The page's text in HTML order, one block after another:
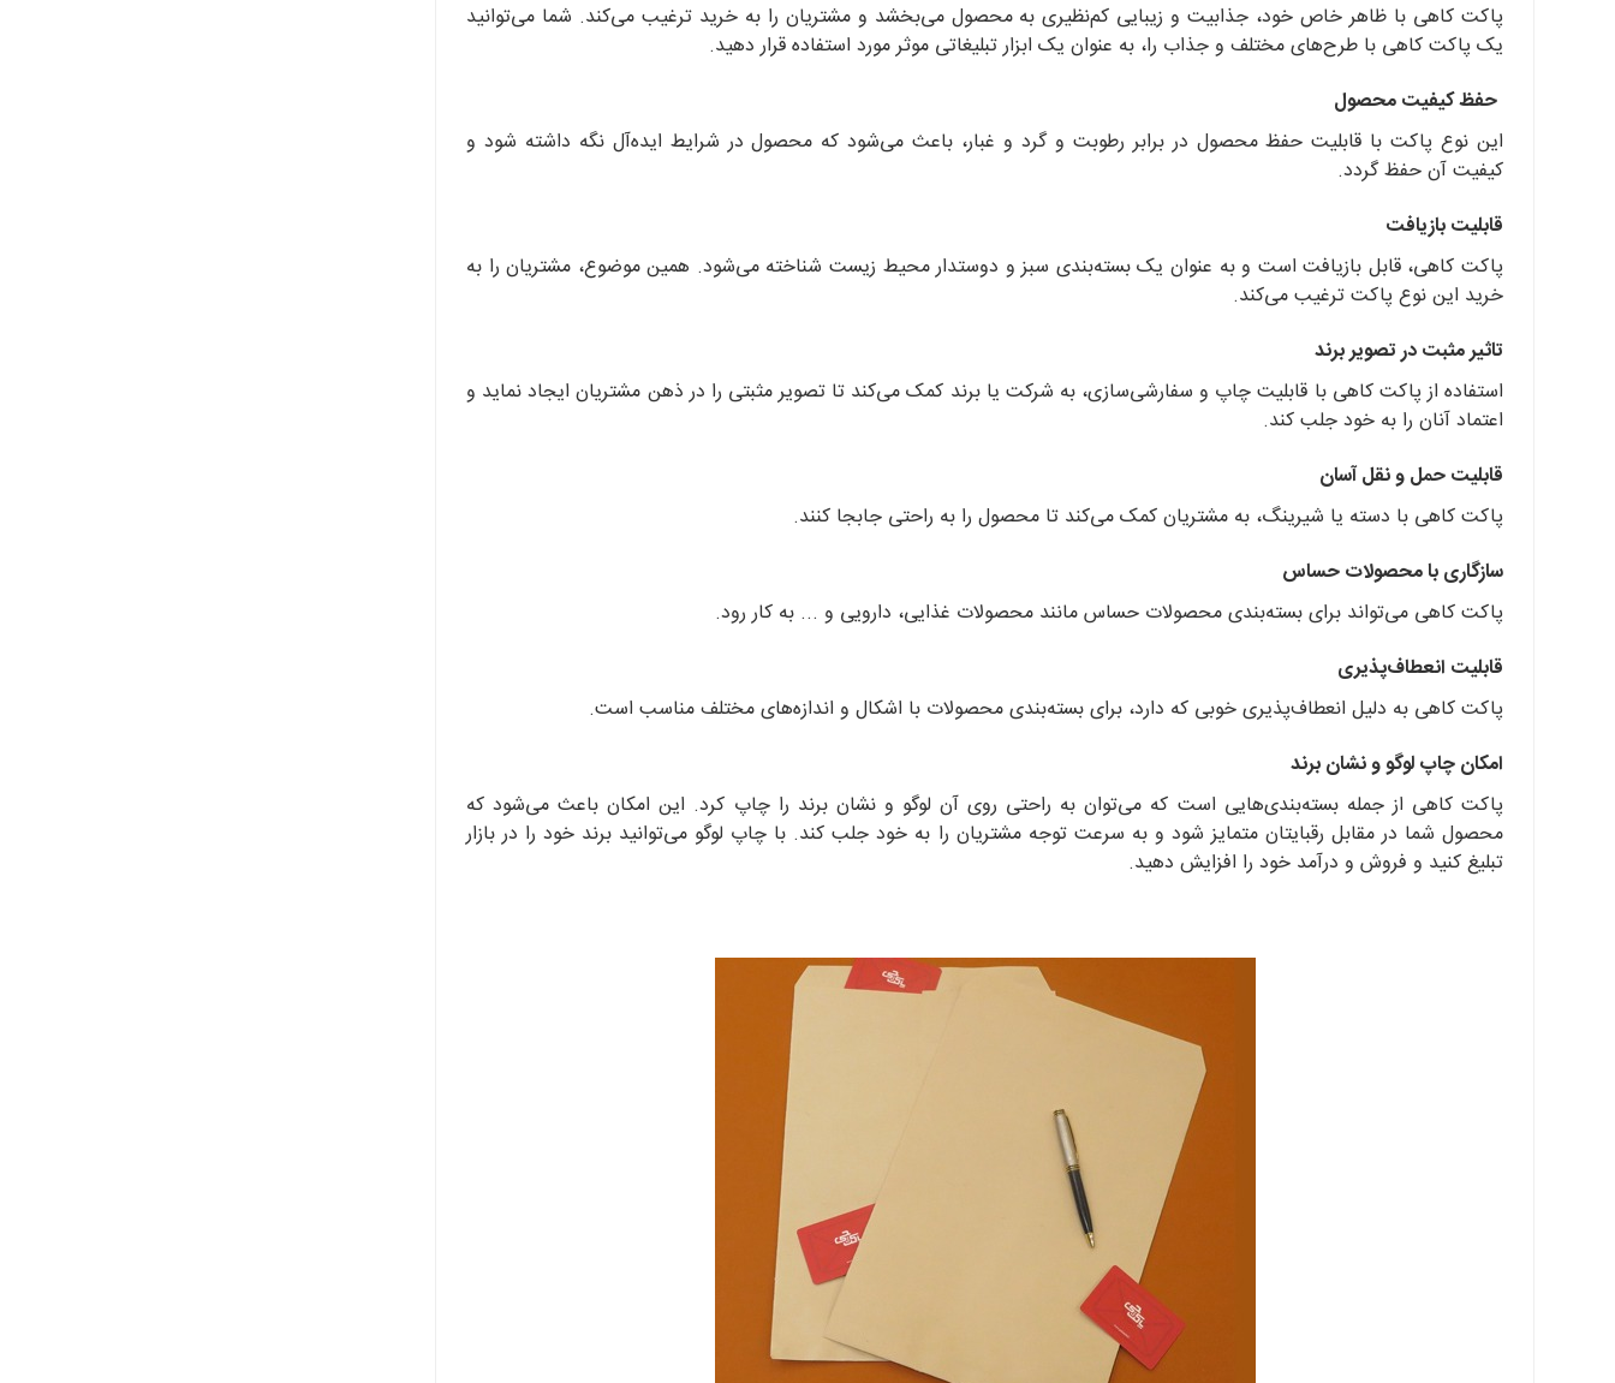
پاکت کاهی با ظاهر خاص خود، جذابیت و زیبایی کم‌نظیری به محصول می‌بخشد و مشتریان را به خرید ترغیب می‌کند. شما می‌توانید
یک پاکت کاهی با طرح‌های مختلف و جذاب را، به عنوان یک ابزار تبلیغاتی موثر مورد استفاده قرار دهید.
حفظ کیفیت محصول
این نوع پاکت با قابلیت حفظ محصول در برابر رطوبت و گرد و غبار، باعث می‌شود که محصول در شرایط ایده‌آل نگه داشته شود و
کیفیت آن حفظ گردد.
قابلیت بازیافت
پاکت کاهی، قابل بازیافت است و به عنوان یک بسته‌بندی سبز و دوستدار محیط زیست شناخته می‌شود. همین موضوع، مشتریان را به
خرید این نوع پاکت ترغیب می‌کند.
تاثیر مثبت در تصویر برند
استفاده از پاکت کاهی با قابلیت چاپ و سفارشی‌سازی، به شرکت یا برند کمک می‌کند تا تصویر مثبتی را در ذهن مشتریان ایجاد نماید و
اعتماد آنان را به خود جلب کند.
قابلیت حمل و نقل آسان
پاکت کاهی با دسته یا شیرینگ، به مشتریان کمک می‌کند تا محصول را به راحتی جابجا کنند.
سازگاری با محصولات حساس
پاکت کاهی می‌تواند برای بسته‌بندی محصولات حساس مانند محصولات غذایی، دارویی و ... به کار رود.
قابلیت انعطاف‌پذیری
پاکت کاهی به دلیل انعطاف‌پذیری خوبی که دارد، برای بسته‌بندی محصولات با اشکال و اندازه‌های مختلف مناسب است.
امکان چاپ لوگو و نشان برند
پاکت کاهی از جمله بسته‌بندی‌هایی است که می‌توان به راحتی روی آن لوگو و نشان برند را چاپ کرد. این امکان باعث می‌شود که
محصول شما در مقابل رقبایتان متمایز شود و به سرعت توجه مشتریان را به خود جلب کند. با چاپ لوگو می‌توانید برند خود را در بازار
تبلیغ کنید و فروش و درآمد خود را افزایش دهید.